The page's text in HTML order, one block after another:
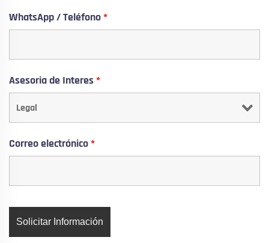
WhatsApp / Teléfono*
Asesoria de Interes*
Correo electrónico*